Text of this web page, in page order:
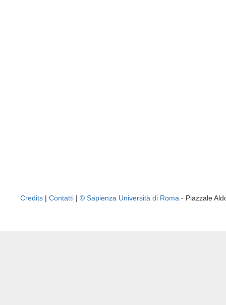
Credits | Contatti | © Sapienza Università di Roma - Piazzale